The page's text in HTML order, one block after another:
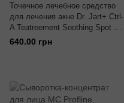
Точечное лечебное средство
для лечения акне Dr. Jart+ Ctrl-
A Teatreement Soothing Spot 15
мл
640.00 грн